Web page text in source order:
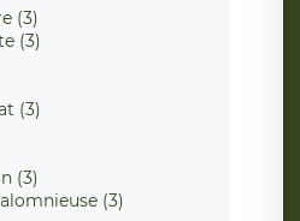
(3)
(3)
(3)
(3)
(3)